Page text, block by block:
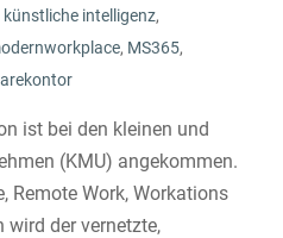
künstliche intelligenz,
, MS365,
ist bei den kleinen und
(KMU) angekommen.
Remote Work, Workations
der vernetzte,